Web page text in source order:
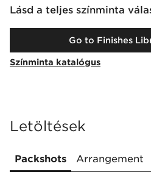
Lásd a teljes színminta
Go to Finishes
Színminta katalógus
Letöltések
Packshots Arrangement